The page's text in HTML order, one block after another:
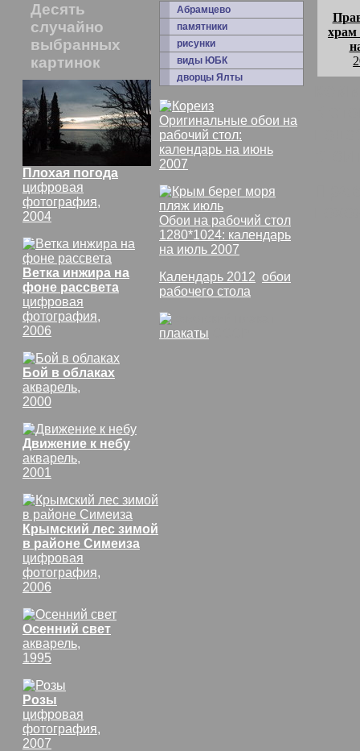
Десять
случайно
выбранных
картинок
Плохая погода
цифровая
фотография,
2004
Ветка инжира на
фоне рассвета
цифровая
фотография,
2006
Бой в облаках
акварель,
2000
Движение к небу
акварель,
2001
Крымский лес зимой
в районе Симеиза
цифровая
фотография,
2006
Осенний свет
акварель,
1995
Розы
цифровая
фотография,
2007
Абрамцево
памятники
рисунки
виды ЮБК
дворцы Ялты
Оригинальные обои на
рабочий стол:
календарь на июнь
2007
Обои на рабочий стол
1280*1024: календарь
на июль 2007
Календарь 2012 обои
рабочего стола
плакаты
храм